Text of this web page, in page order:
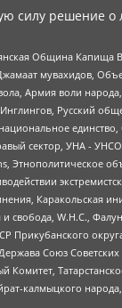
силу решение о
Община
мувахидов,
Армия воли
Русский
сектор, УНА -
Этнополитическое
Каракольская
и свобода, W.H.С.,
округа
Союз Советских
калмыцкого